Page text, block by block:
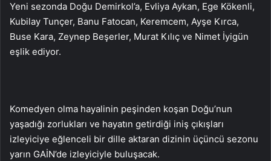
Yeni sezonda Doğu Demirkol’a, Evliya Aykan, Ege Kökenli,
Kubilay Tunçer, Banu Fatocan, Keremcem, Ayşe Kırca,
Buse Kara, Zeynep Beşerler, Murat Kılıç ve Nimet İyigün
eşlik ediyor.
Komedyen olma hayalinin peşinden koşan Doğu’nun
yaşadığı zorlukları ve hayatın getirdiği iniş çıkışları
izleyiciye eğlenceli bir dille aktaran dizinin üçüncü sezonu
yarın GAİN’de izleyiciyle buluşacak.